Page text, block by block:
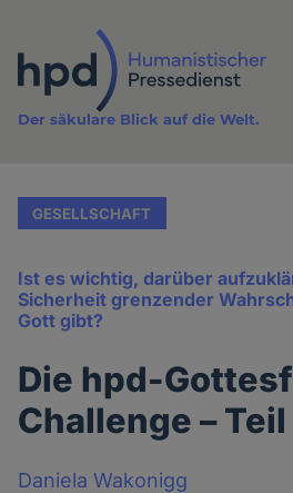
Inhalt
Der säkulare Blick auf die Welt.
GESELLSCHAFT
Ist es wichtig, darüber
Sicherheit grenzender
Gott gibt?
Die hpd-
Challenge – Teil
Daniela Wakonigg